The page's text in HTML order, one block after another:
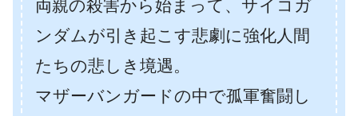
両親の殺害から始まって、サイコガ
ンダムが引き起こす悲劇に強化人間
たちの悲しき境遇。
マザーバンガードの中で孤軍奮闘し